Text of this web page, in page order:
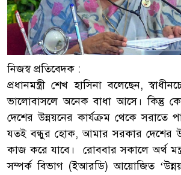
নিজস্ব প্রতিবেদক :
প্রধানমন্ত্রী শেখ হাসিনা বলেছেন,
ভালোবাসলে অনেক বাধা আসে। কিন্তু
দেশের উন্নয়নের কার্যক্রম থেকে সরাতে
যতই বন্ধুর হোক, আমার সরকার দেশের
কাজ করে যাবে। রোববার সকালে অর্থ
সম্পর্ক বিভাগ (ইআরডি) আয়োজিত